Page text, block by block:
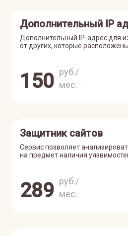
Дополнительный IP
Дополнительный IP-адрес для
от других, которые
150 руб./
мес.
Защитник сайтов
Сервис позволяет
на предмет наличия
289 руб./
мес.